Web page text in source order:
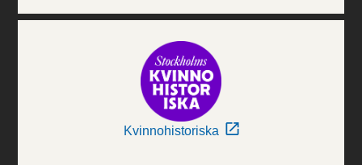
Kvinnohistoriska